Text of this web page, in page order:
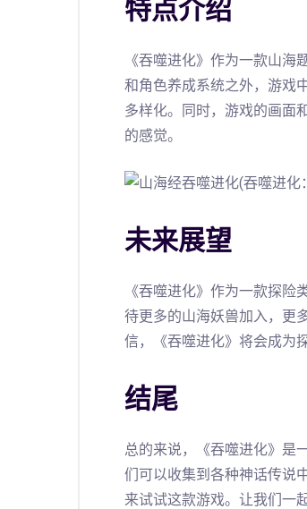
特点介绍
《吞噬进化》作为一款山
和角色养成系统之外，游戏
多样化。同时，游戏的画面
的感觉。
未来展望
《吞噬进化》作为一款探
待更多的山海妖兽加入，更
信，《吞噬进化》将会成为
结尾
总的来说，《吞噬进化》是
们可以收集到各种神话传说
来试试这款游戏。让我们一